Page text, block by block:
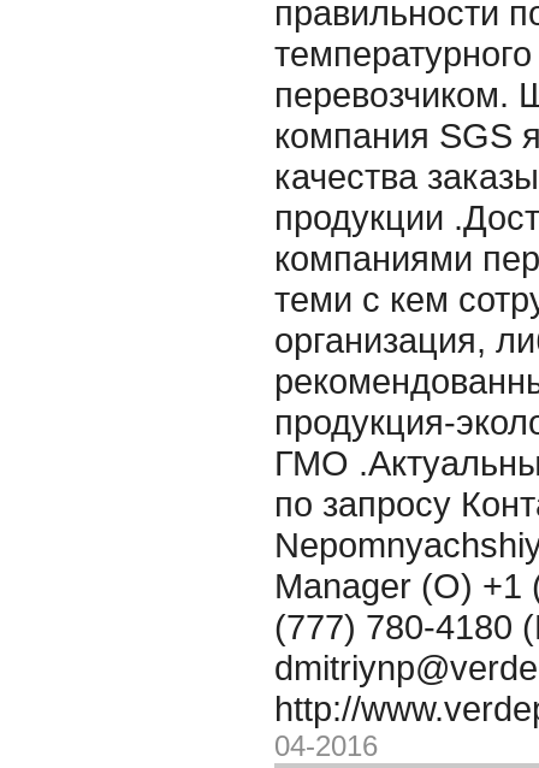
правильности
перевозчиком.
компания SGS
качества
продукции
компаниями
теми с кем
организация,
продукция-
ГМО
по запросу
Manager (O) +1
(777) 780-4180
http://
04-2016